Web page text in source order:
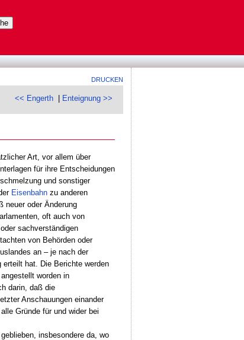
DRUCKEN
<< Engerth Enteignung >>
Art, vor allem über
für ihre Entscheidungen
und sonstiger
Eisenbahnzu anderen
neuer oder Änderung
oft auch von
sachverständigen
von Behörden oder
an – je nach der
hat. Die Berichte werden
worden in
darin, daß die
Anschauungen einander
Gründe für und wider bei
insbesondere da, wo